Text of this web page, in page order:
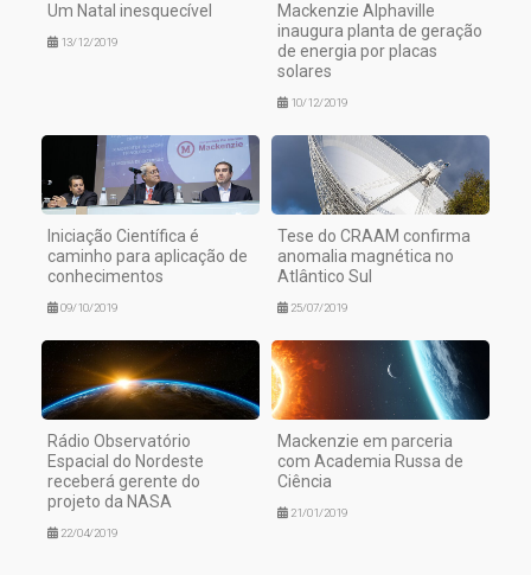
Um Natal inesquecível
13/12/2019
Mackenzie Alphaville
inaugura planta de geração
de energia por placas
solares
10/12/2019
Iniciação Científica é
caminho para aplicação de
conhecimentos
09/10/2019
Tese do CRAAM confirma
anomalia magnética no
Atlântico Sul
25/07/2019
Rádio Observatório
Espacial do Nordeste
receberá gerente do
projeto da NASA
22/04/2019
Mackenzie em parceria
com Academia Russa de
Ciência
21/01/2019